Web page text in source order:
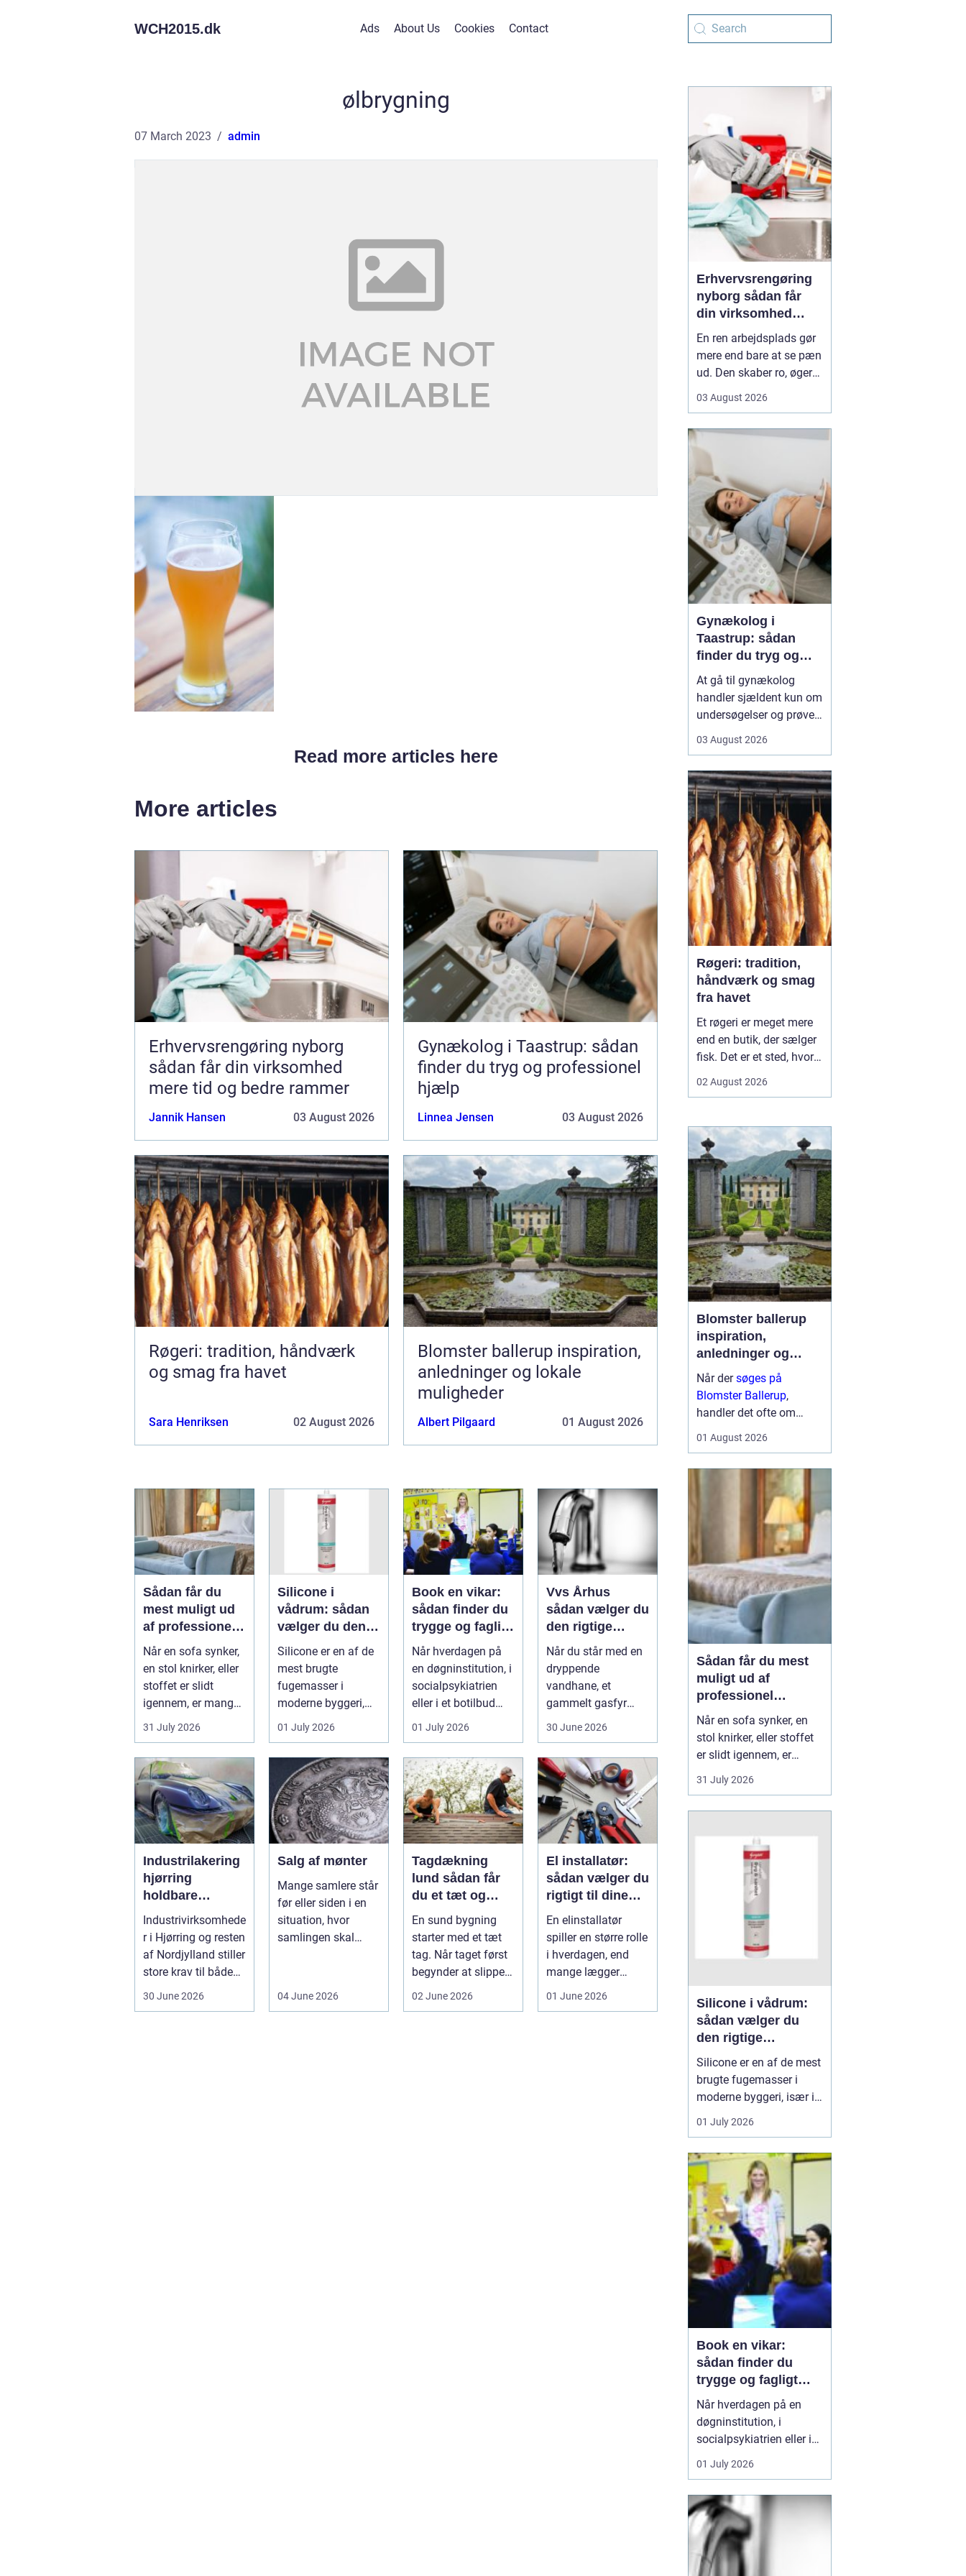
WCH2015.dk Ads About Us Cookies Contact
ølbrygning
07 March 2023 admin
Read more articles here
More articles
Erhvervsrengøring nyborg
sådan får din virksomhed
mere tid og bedre rammer
Jannik Hansen 03 August 2026
Gynækolog i Taastrup: sådan
finder du tryg og professionel
hjælp
Linnea Jensen 03 August 2026
Røgeri: tradition, håndværk
og smag fra havet
Sara Henriksen 02 August 2026
Blomster ballerup inspiration,
anledninger og lokale
muligheder
Albert Pilgaard 01 August 2026
Sådan får du
mest muligt ud
af professionel
møbelpolstring
Når en sofa synker,
en stol knirker, eller
stoffet er slidt
igennem, er mange
fristede til bar...
31 July 2026
Silicone i
vådrum: sådan
vælger du den
rigtige
fugemasse
Silicone er en af de
mest brugte
fugemasser i
moderne byggeri,
især i badeværelser,
køkkener og andr...
01 July 2026
Book en vikar:
sådan finder du
trygge og fagligt
stærke
løsninger
Når hverdagen på
en døgninstitution, i
socialpsykiatrien
eller i et botilbud
pludselig ændrer
sig, k...
01 July 2026
Vvs Århus
sådan vælger du
den rigtige
installatør
Når du står med en
dryppende
vandhane, et
gammelt gasfyr
val...
30 June 2026
Industrilakering
hjørring
holdbare
overflader til
industri og
erhverv
Industrivirksomhede
r i Hjørring og resten
af Nordjylland stiller
store krav til både
30 June 2026
Salg af mønter
Mange samlere står
før eller siden i en
situation, hvor
samlingen skal
04 June 2026
Tagdækning
lund sådan får
du et tæt og
holdbart tag
En sund bygning
starter med et tæt
tag. Når taget først
begynder at slippe
02 June 2026
El installatør:
sådan vælger du
rigtigt til dine
elinstallationer
En elinstallatør
spiller en større rolle
i hverdagen, end
mange lægger
01 June 2026
Erhvervsrengøring
nyborg sådan får
din virksomhed
mere tid og bedre
rammer
En ren arbejdsplads gør
mere end bare at se pæn
ud. Den skaber ro, øger
et mere professionelt
og samarbejdspartnere.
For mange virksomheder
i Nyborg er
erhvervsrengøring derfor
ikke bare en praktisk
nø...
03 August 2026
Gynækolog i
Taastrup: sådan
finder du tryg og
professionel hjælp
At gå til gynækolog
handler sjældent kun om
undersøgelser og prøver.
bekymring, usikkerhed
når de skal tale om
intime problemstillinger.
Derfor betyder valget...
03 August 2026
Røgeri: tradition,
håndværk og smag
fra havet
Et røgeri er meget mere
end en butik, der sælger
fisk. Det er et sted, hvor
håndværkstraditioner
lokal kultur. Her
forvandles fisk fra havet
til røgede delikatesser
med dyb sm...
02 August 2026
Blomster ballerup
inspiration,
anledninger og
lokale muligheder
Når dersøges på
Blomster Ballerup,
handler det ofte om
hurtig buket. Blomster
livets største øjeblikke,
sige farvel på en værdig
måde eller skabe hygge i
01 August 2026
Sådan får du mest
muligt ud af
professionel
møbelpolstring
Når en sofa synker, en
stol knirker, eller stoffet
er slidt igennem, er
mange fristede til bare at
købe nyt. Men ofte kan
flottere og mere
behagelige, end da de
var nye. Her spiller
31 July 2026
Silicone i vådrum:
sådan vælger du
den rigtige
fugemasse
Silicone er en af de mest
brugte fugemasser i
moderne byggeri, især i
badeværelser, køkkener
og andre områder med
fugerne omkring
bruseniche, håndvask,
køkkenbord eller
natursten ikke holder
tæt, kan det hurtigt føre
til skimmel, l...
01 July 2026
Book en vikar:
sådan finder du
trygge og fagligt
stærke løsninger
Når hverdagen på en
døgninstitution, i
socialpsykiatrien eller i
et botilbud pludselig
ændrer sig, kan behovet
fra den ene dag til den
anden. En medarbejder
bliver syg, en borger har
brug for tættere støtte,
01 July 2026